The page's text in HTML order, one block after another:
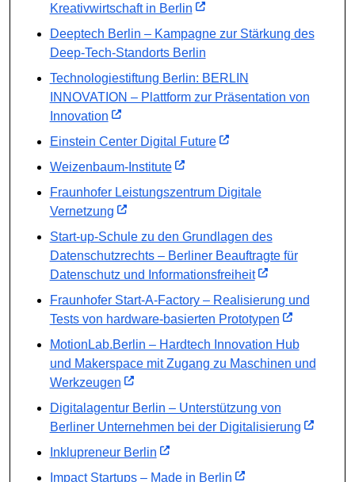
Kreativwirtschaft in Berlin
Deeptech Berlin – Kampagne zur Stärkung des
Deep-Tech-Standorts Berlin
Technologiestiftung Berlin: BERLIN
INNOVATION – Plattform zur Präsentation von
Innovation
Einstein Center Digital Future
Weizenbaum-Institute
Fraunhofer Leistungszentrum Digitale
Vernetzung
Start-up-Schule zu den Grundlagen des
Datenschutzrechts – Berliner Beauftragte für
Datenschutz und Informationsfreiheit
Fraunhofer Start-A-Factory – Realisierung und
Tests von hardware-basierten Prototypen
MotionLab.Berlin – Hardtech Innovation Hub
und Makerspace mit Zugang zu Maschinen und
Werkzeugen
Digitalagentur Berlin – Unterstützung von
Berliner Unternehmen bei der Digitalisierung
Inklupreneur Berlin
Impact Startups – Made in Berlin